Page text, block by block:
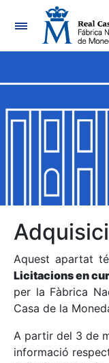
Mostra/Amaga
Mostra/Amaga
Mostra/Amaga
Mostra/Amaga
Mostra/Amaga
Aquest apartat
Licitacions en
per la Fàbrica
Casa de la
A partir del 3 de
informació